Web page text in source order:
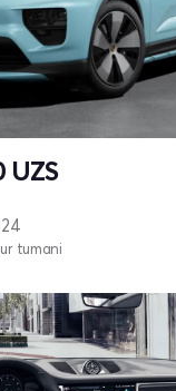
UZS
tumani